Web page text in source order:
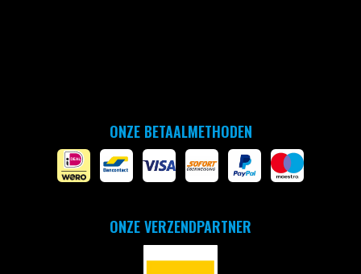
ONZE BETAALMETHODEN
ONZE VERZENDPARTNER